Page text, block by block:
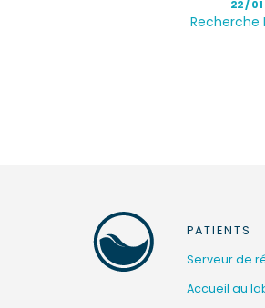
22 /
Recherche
PATIENTS
Serveur de
Accueil au